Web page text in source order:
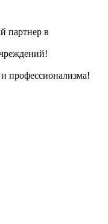
партнер в
профессионализма!